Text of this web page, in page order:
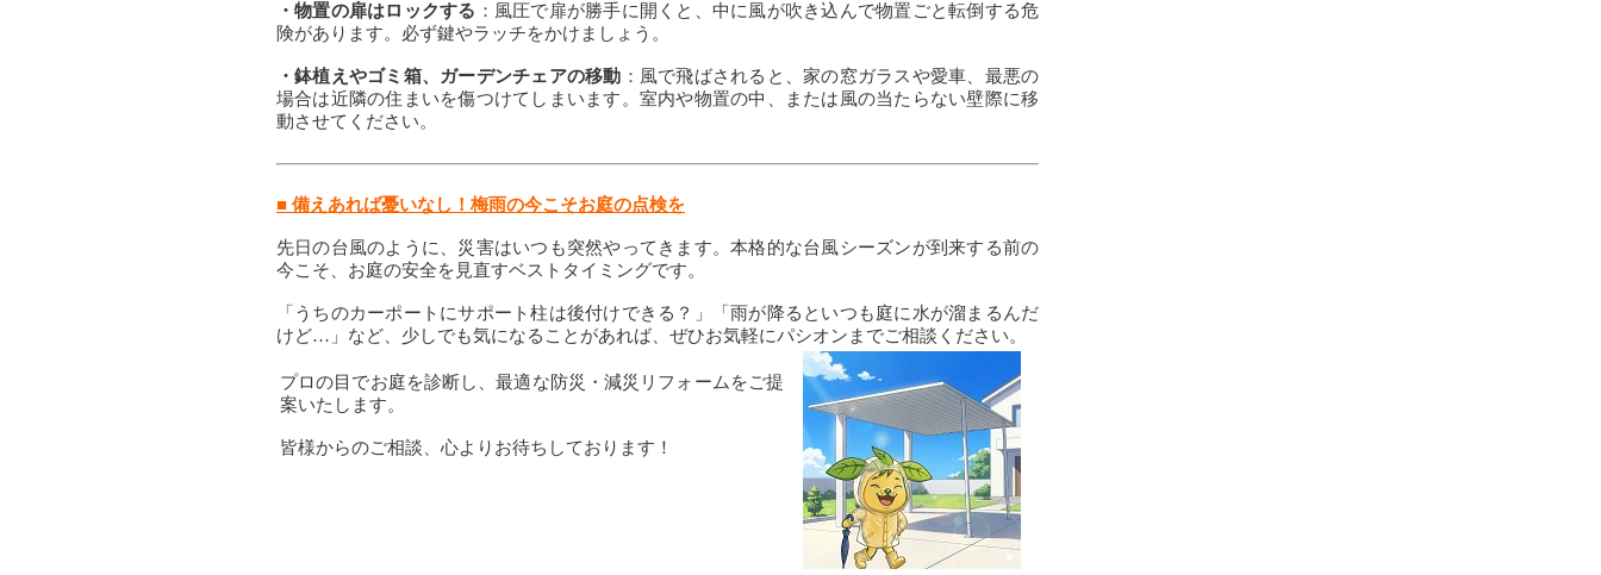
・物置の扉はロックする ：風圧で扉が勝手に開くと、中に風が吹き込んで物置ごと転倒する危
険があります。必ず鍵やラッチをかけましょう。
・鉢植えやゴミ箱、ガーデンチェアの移動 ：風で飛ばされると、家の窓ガラスや愛車、最悪の
場合は近隣の住まいを傷つけてしまいます。室内や物置の中、または風の当たらない壁際に移
動させてください。
■ 備えあれば憂いなし！梅雨の今こそお庭の点検を
先日の台風のように、災害はいつも突然やってきます。本格的な台風シーズンが到来する前の
今こそ、お庭の安全を見直すベストタイミングです。
「うちのカーポートにサポート柱は後付けできる？」「雨が降るといつも庭に水が溜まるんだ
けど…」など、少しでも気になることがあれば、ぜひお気軽にパシオンまでご相談ください。
プロの目でお庭を診断し、最適な防災・減災リフォームをご提
案いたします。
皆様からのご相談、心よりお待ちしております！